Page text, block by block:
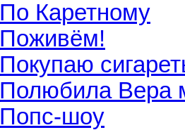
По Каретному
Поживём!
Покупаю
Полюбила Вера
Попс-шоу